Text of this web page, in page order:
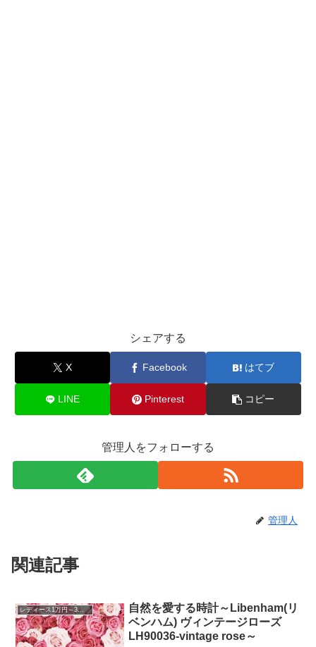
シェアする
X Facebook はてブ
LINE Pinterest コピー
管理人をフォローする
管理人
関連記事
レディース1万円～3万円
自然を愛する時計～Libenham(リ
ベンハム) ヴィンテージローズ
LH90036-vintage rose～